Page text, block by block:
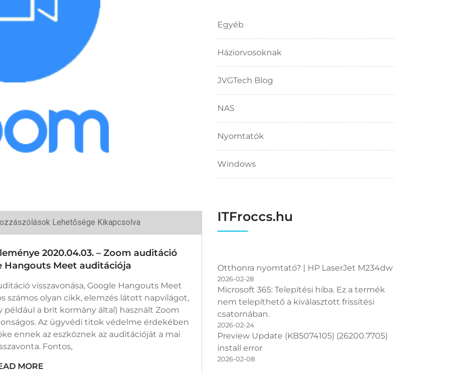
Lehetősége Kikapcsolva
2020.04.03. – Zoom auditáció
Hangouts Meet auditációja
visszavonása, Google Hangouts Meet
számos olyan cikk, elemzés látott napvilágot,
például a brit kormány által) használt Zoom
Az ügyvédi titok védelme érdekében
ennek az eszköznek az auditációját a mai
Fontos,
MORE
Egyéb
Háziorvosoknak
JVGTech Blog
NAS
Nyomtatók
Windows
ITFroccs.hu
Otthonra nyomtató? | HP LaserJet M234dw
2026-02-28
Microsoft 365: Telepítési hiba. Ez a termék
nem telepíthető a kiválasztott frissítési
csatornában.
2026-02-24
Preview Update (KB5074105) (26200.7705)
install error
2026-02-08